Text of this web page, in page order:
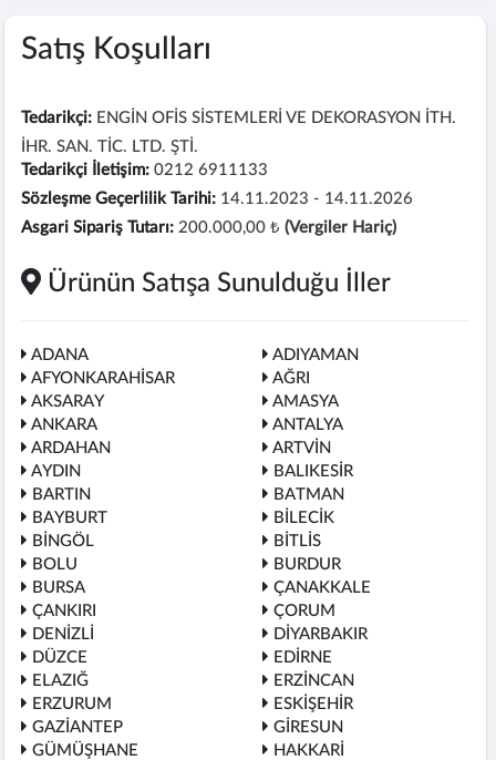
Satış Koşulları
Tedarikçi: ENGİN OFİS SİSTEMLERİ VE DEKORASYON İTH.
İHR. SAN. TİC. LTD. ŞTİ.
Tedarikçi İletişim: 0212 6911133
Sözleşme Geçerlilik Tarihi: 14.11.2023 - 14.11.2026
Asgari Sipariş Tutarı: 200.000,00 ₺(Vergiler Hariç)
Ürünün Satışa Sunulduğu İller
ADANA
ADIYAMAN
AFYONKARAHİSAR
AĞRI
AKSARAY
AMASYA
ANKARA
ANTALYA
ARDAHAN
ARTVİN
AYDIN
BALIKESİR
BARTIN
BATMAN
BAYBURT
BİLECİK
BİNGÖL
BİTLİS
BOLU
BURDUR
BURSA
ÇANAKKALE
ÇANKIRI
ÇORUM
DENİZLİ
DİYARBAKIR
DÜZCE
EDİRNE
ELAZIĞ
ERZİNCAN
ERZURUM
ESKİŞEHİR
GAZİANTEP
GİRESUN
GÜMÜŞHANE
HAKKARİ